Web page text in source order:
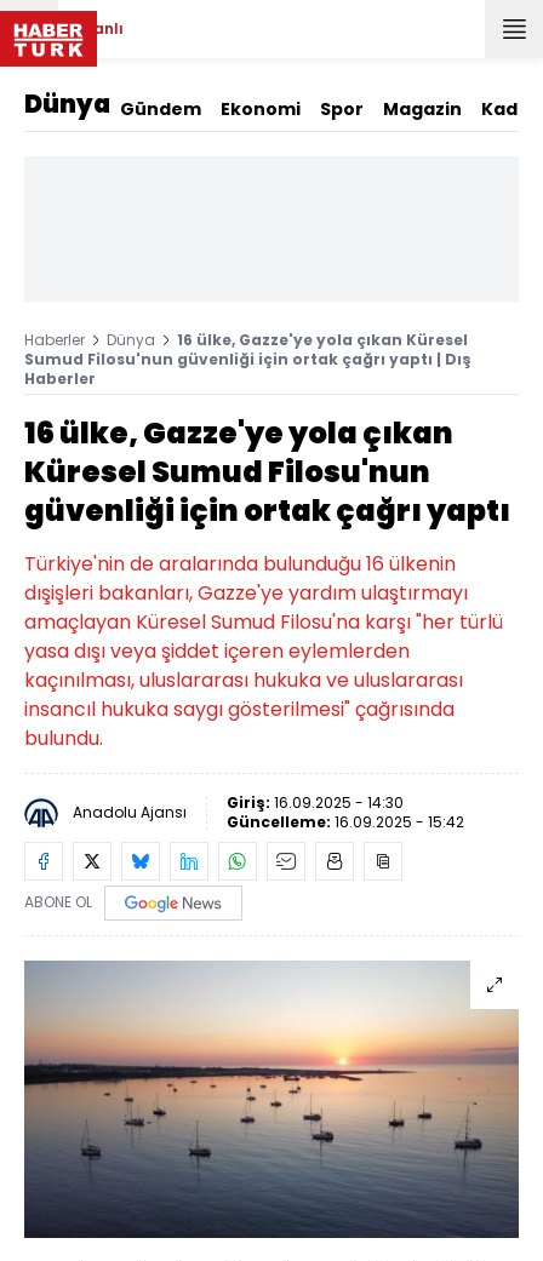
Canlı
Dünya Gündem Ekonomi Spor Magazin Kadın
Haberler Dünya
16 ülke, Gazze'ye yola çıkan Küresel
Sumud Filosu'nun güvenliği için ortak çağrı yaptı | Dış
Haberler
16 ülke, Gazze'ye yola çıkan
Küresel Sumud Filosu'nun
güvenliği için ortak çağrı yaptı
Türkiye'nin de aralarında bulunduğu 16 ülkenin
dışişleri bakanları, Gazze'ye yardım ulaştırmayı
amaçlayan Küresel Sumud Filosu'na karşı "her türlü
yasa dışı veya şiddet içeren eylemlerden
kaçınılması, uluslararası hukuka ve uluslararası
insancıl hukuka saygı gösterilmesi" çağrısında
bulundu.
Anadolu Ajansı Giriş: 16.09.2025 - 14:30
Güncelleme: 16.09.2025 - 15:42
ABONE OL